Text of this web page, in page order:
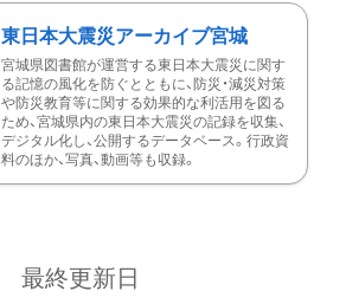
東日本大震災アーカイブ宮城
宮城県図書館が運営する東日本大震災に関す
る記憶の風化を防ぐとともに、防災・減災対策
や防災教育等に関する効果的な利活用を図る
ため、宮城県内の東日本大震災の記録を収集、
デジタル化し、公開するデータベース。行政資
料のほか、写真、動画等も収録。
最終更新日